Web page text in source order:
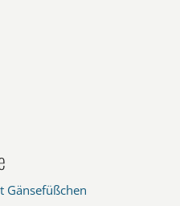
Gänsefüßchen